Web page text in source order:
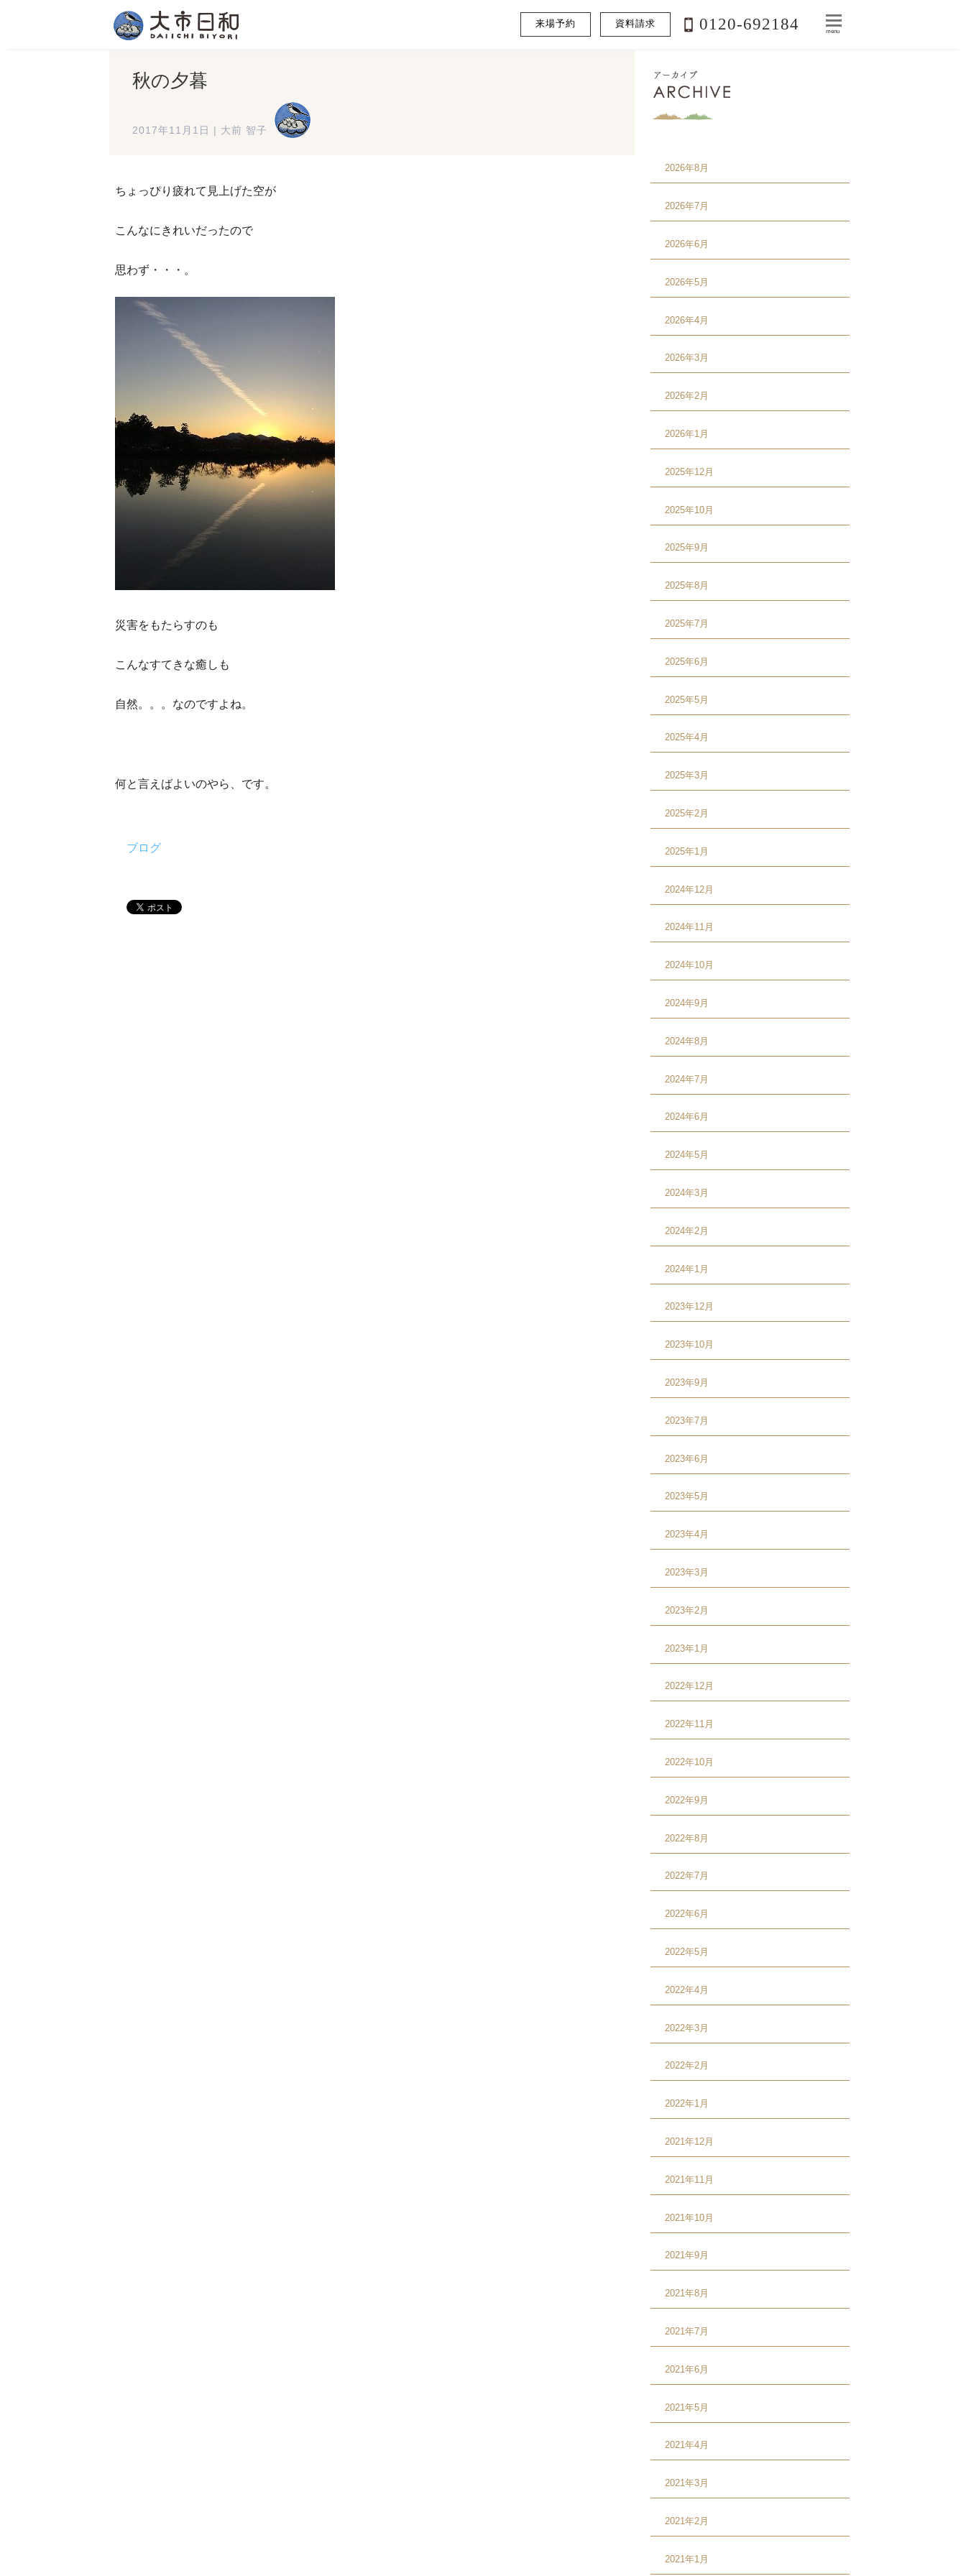
来場予約 資料請求 0120-692184 menu
秋の夕暮
2017年11月1日 | 大前 智子
ちょっぴり疲れて見上げた空が
こんなにきれいだったので
思わず・・・。
災害をもたらすのも
こんなすてきな癒しも
自然。。。なのですよね。
何と言えばよいのやら、です。
ブログ
2026年8月
2026年7月
2026年6月
2026年5月
2026年4月
2026年3月
2026年2月
2026年1月
2025年12月
2025年10月
2025年9月
2025年8月
2025年7月
2025年6月
2025年5月
2025年4月
2025年3月
2025年2月
2025年1月
2024年12月
2024年11月
2024年10月
2024年9月
2024年8月
2024年7月
2024年6月
2024年5月
2024年3月
2024年2月
2024年1月
2023年12月
2023年10月
2023年9月
2023年7月
2023年6月
2023年5月
2023年4月
2023年3月
2023年2月
2023年1月
2022年12月
2022年11月
2022年10月
2022年9月
2022年8月
2022年7月
2022年6月
2022年5月
2022年4月
2022年3月
2022年2月
2022年1月
2021年12月
2021年11月
2021年10月
2021年9月
2021年8月
2021年7月
2021年6月
2021年5月
2021年4月
2021年3月
2021年2月
2021年1月